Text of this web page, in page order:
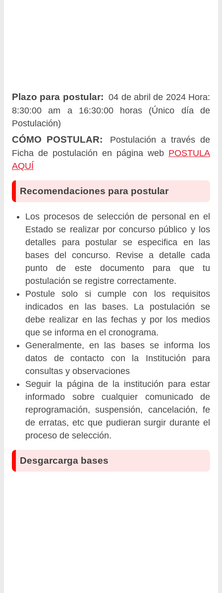
Plazo para postular: 04 de abril de 2024 Hora:
8:30:00 am a 16:30:00 horas (Único día de
Postulación)
CÓMO POSTULAR:
Postulación a través de
Ficha de postulación en página web POSTULA
AQUÍ
Recomendaciones para postular
Los procesos de selección de personal en el
Estado se realizar por concurso público y los
detalles para postular se especifica en las
bases del concurso. Revise a detalle cada
punto de este documento para que tu
postulación se registre correctamente.
Postule solo si cumple con los requisitos
indicados en las bases. La postulación se
debe realizar en las fechas y por los medios
que se informa en el cronograma.
Generalmente, en las bases se informa los
datos de contacto con la Institución para
consultas y observaciones
Seguir la página de la institución para estar
informado sobre cualquier comunicado de
reprogramación, suspensión, cancelación, fe
de erratas, etc que pudieran surgir durante el
proceso de selección.
Desgarcarga bases